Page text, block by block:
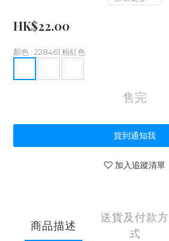
HK$22.00
顏色 : 228461 粉紅色
售完
貨到通知我
加入追蹤清單
商品描述
送貨及付款方
式